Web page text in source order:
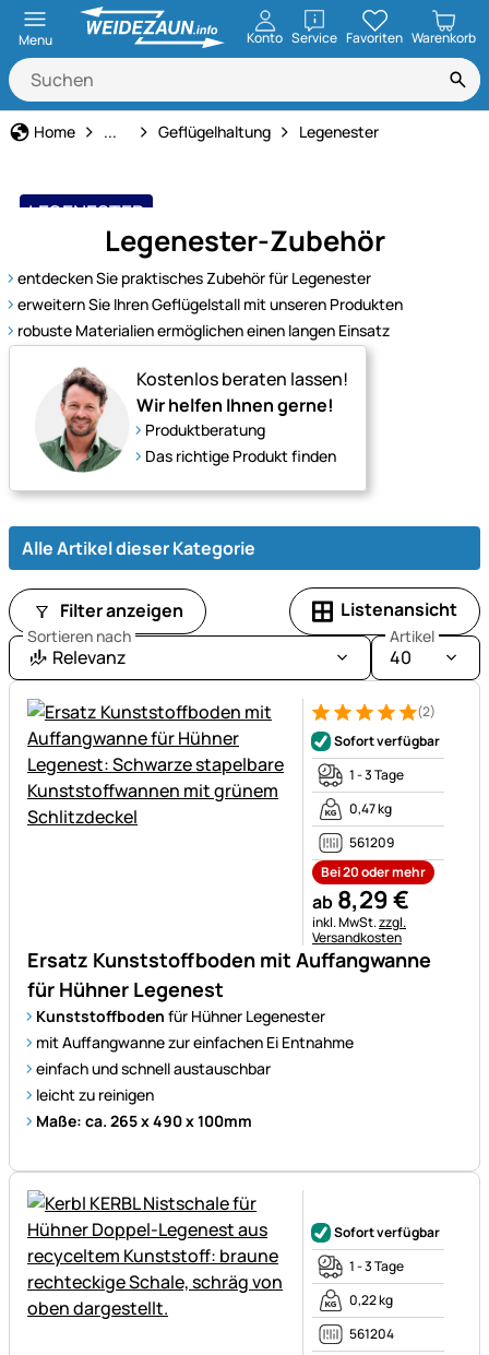
Menu Konto ServiceöffnenFavoriten Warenkorb
Home Tierbedarf
... Geflügelhaltung Legenester
LEGENESTER
hochwertig & stabil
Legenester-Zubehör
entdecken Sie praktisches Zubehör für Legenester
erweitern Sie Ihren Geflügelstall mit unseren Produkten
robuste Materialien ermöglichen einen langen Einsatz
Kostenlos beraten lassen!
Wir helfen Ihnen gerne!
Produktberatung
Das richtige Produkt finden
Alle Artikel dieser Kategorie
Filter anzeigen Listenansicht
Sortieren nach
Relevanz
Artikel
40
Ersatz Kunststoffboden mit Auffangwanne
für Hühner Legenest
Kunststoffboden für Hühner Legenester
mit Auffangwanne zur einfachen Ei Entnahme
einfach und schnell austauschbar
leicht zu reinigen
Maße: ca. 265 x 490 x 100mm
Bewertung: 5 von 5 (2
2 Bewertungen
(2)
Sofort verfügbar
1 - 3 Tage
0,47 kg
561209
Bei 20 oder mehr
ab 8,29€
Steuerhinweis:
inkl. MwSt.zzgl.
Versandkosten
Sofort verfügbar
1 - 3 Tage
0,22 kg
561204